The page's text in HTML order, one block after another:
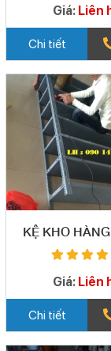
Giá: Liên
Chi tiết
KỆ KHO
Giá: Liên
Chi tiết